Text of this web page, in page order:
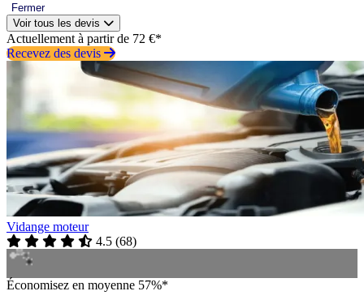
Fermer
Voir tous les devis
Actuellement à partir de 72 €*
Recevez des devis
Vidange moteur
4.5 (68)
Économisez en moyenne 57%*